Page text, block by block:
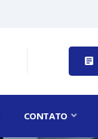
CONTATO